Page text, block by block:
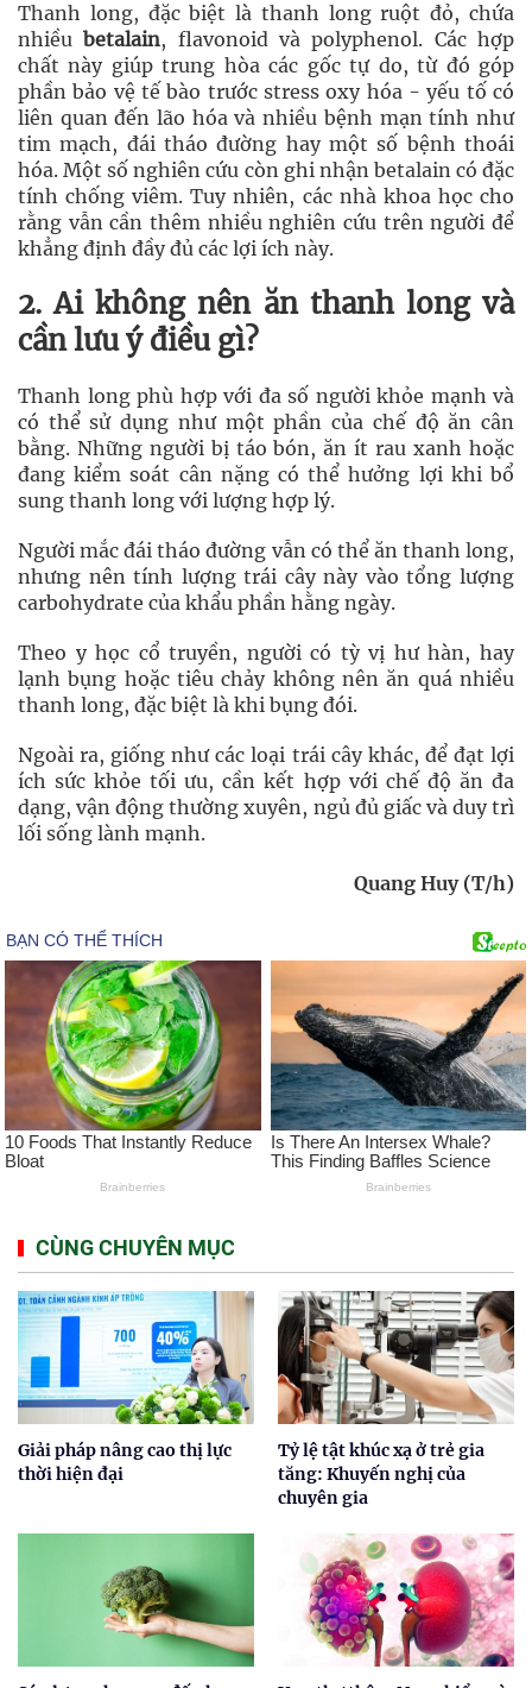
Thanh long, đặc biệt là thanh long ruột đỏ, chứa
nhiềubetalain, flavonoid và polyphenol. Các hợp
chất này giúp trung hòa các gốc tự do, từ đó góp
phần bảo vệ tế bào trước stress oxy hóa - yếu tố có
liên quan đến lão hóa và nhiều bệnh mạn tính như
tim mạch, đái tháo đường hay một số bệnh thoái
hóa. Một số nghiên cứu còn ghi nhận betalain có đặc
tính chống viêm. Tuy nhiên, các nhà khoa học cho
rằng vẫn cần thêm nhiều nghiên cứu trên người để
khẳng định đầy đủ các lợi ích này.
2. Ai không nên ăn thanh long và
cần lưu ý điều gì?
Thanh long phù hợp với đa số người khỏe mạnh và
có thể sử dụng như một phần của chế độ ăn cân
bằng. Những người bị táo bón, ăn ít rau xanh hoặc
đang kiểm soát cân nặng có thể hưởng lợi khi bổ
sung thanh long với lượng hợp lý.
Người mắc đái tháo đường vẫn có thể ăn thanh long,
nhưng nên tính lượng trái cây này vào tổng lượng
carbohydrate của khẩu phần hằng ngày.
Theo y học cổ truyền, người có tỳ vị hư hàn, hay
lạnh bụng hoặc tiêu chảy không nên ăn quá nhiều
thanh long, đặc biệt là khi bụng đói.
Ngoài ra, giống như các loại trái cây khác, để đạt lợi
ích sức khỏe tối ưu, cần kết hợp với chế độ ăn đa
dạng, vận động thường xuyên, ngủ đủ giấc và duy trì
lối sống lành mạnh.
Quang Huy (T/h)
CÙNG CHUYÊN MỤC
Giải pháp nâng cao thị lực
thời hiện đại
Tỷ lệ tật khúc xạ ở trẻ gia
tăng: Khuyến nghị của
chuyên gia